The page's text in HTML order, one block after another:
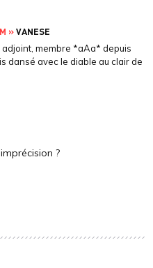
»VANESE
membre *aAa* depuis
dansé avec le diable au clair de
?